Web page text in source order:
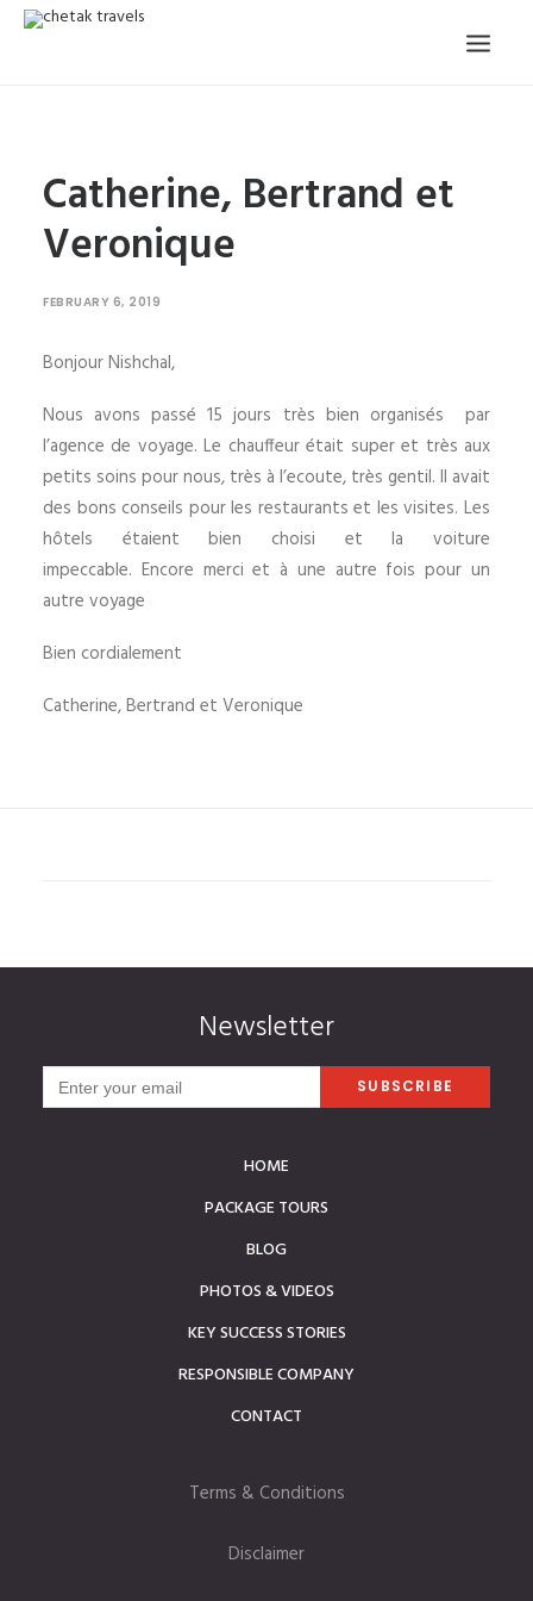
OUR STORY
ORGANISED TOURS
CONTACT
TRIP REQUEST
Catherine, Bertrand et
Veronique
FEBRUARY 6, 2019
Bonjour Nishchal,
Nous avons passé 15 jours très bien organisés par
l’agence de voyage. Le chauffeur était super et très aux
petits soins pour nous, très à l’ecoute, très gentil. Il avait
des bons conseils pour les restaurants et les visites. Les
hôtels étaient bien choisi et la voiture
impeccable. Encore merci et à une autre fois pour un
autre voyage
Bien cordialement
Catherine, Bertrand et Veronique
Newsletter
HOME
PACKAGE TOURS
BLOG
PHOTOS & VIDEOS
KEY SUCCESS STORIES
RESPONSIBLE COMPANY
CONTACT
Terms & Conditions
Disclaimer